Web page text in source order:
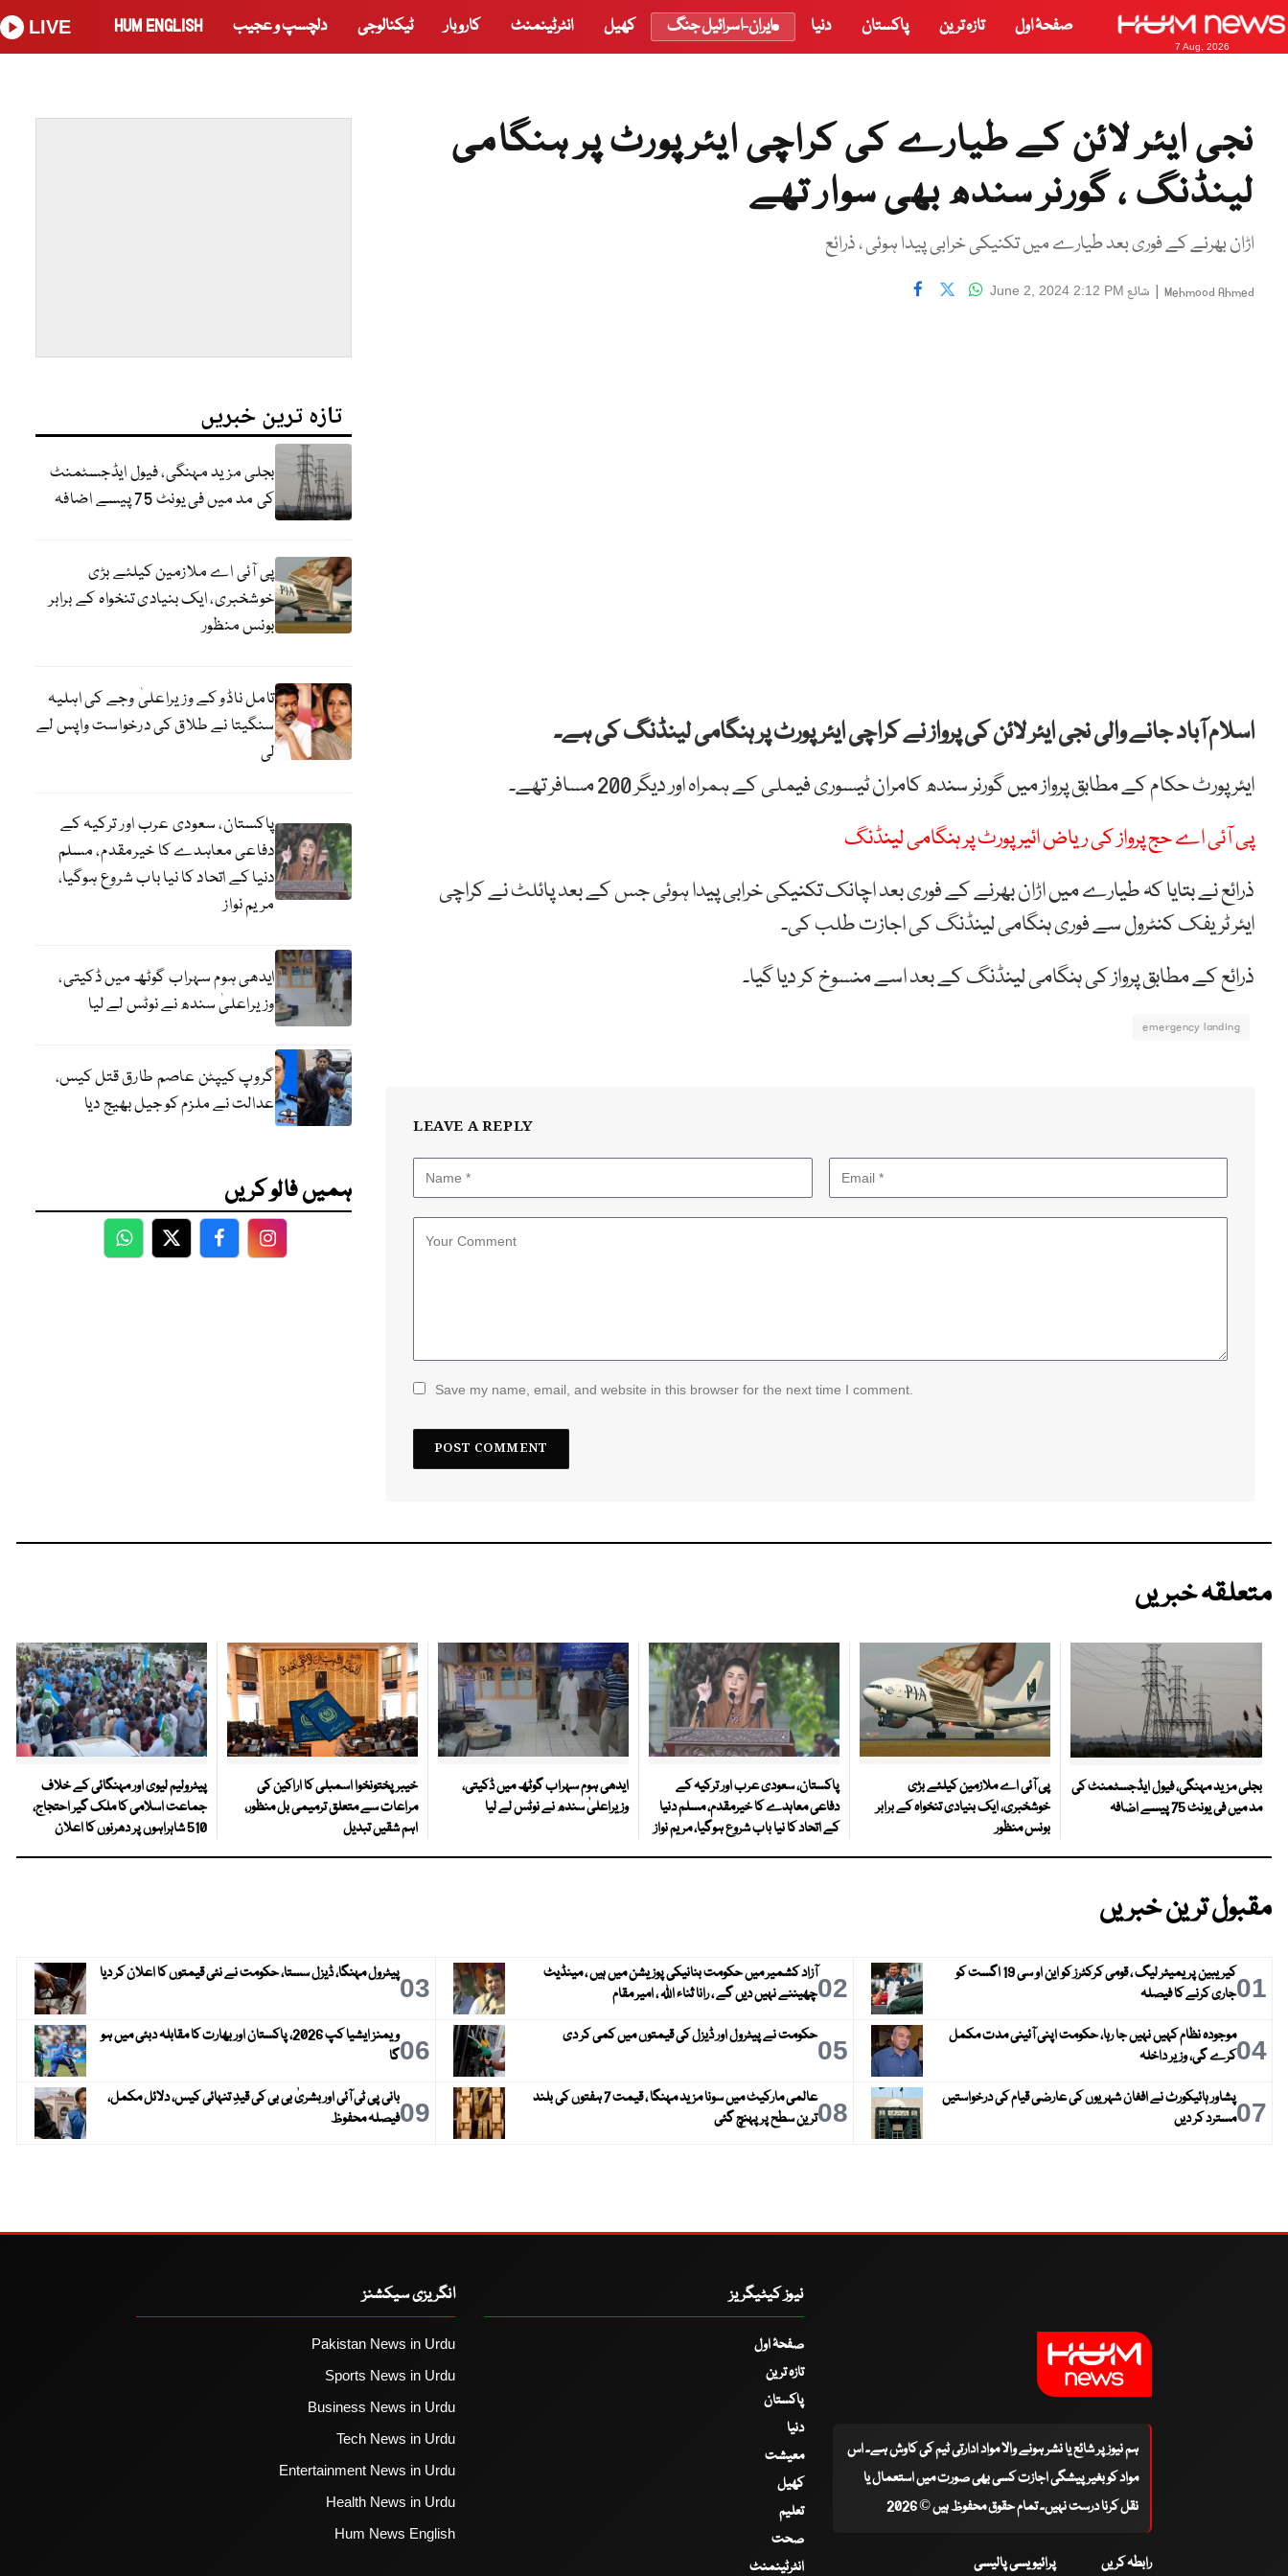
7 Aug, 2026
صفحۂ اول تازہ ترین پاکستان دنیا ایران-اسرائیل جنگ کھیل انٹرٹینمنٹ کاروبار ٹیکنالوجی دلچسپ و عجیب HUM ENGLISH
LIVE
نجی ایئر لائن کے طیارے کی کراچی ایئرپورٹ پر ہنگامی
لینڈنگ ، گورنر سندھ بھی سوار تھے
اڑان بھرنے کے فوری بعد طیارے میں تکنیکی خرابی پیدا ہوئی ، ذرائع
Mehmood Ahmed
| شائع June 2, 2024 2:12 PM
اسلام آباد جانے والی نجی ایئر لائن کی پرواز نے کراچی ایئرپورٹ پر ہنگامی لینڈنگ کی ہے۔
ایئر پورٹ حکام کے مطابق پرواز میں گورنر سندھ کامران ٹیسوری فیملی کے ہمراہ اور دیگر 200 مسافر تھے۔
پی آئی اے حج پرواز کی ریاض ائیرپورٹ پر ہنگامی لینڈنگ
ذرائع نے بتایا کہ طیارے میں اڑان بھرنے کے فوری بعد اچانک تکنیکی خرابی پیدا ہوئی جس کے بعد پائلٹ نے کراچی
ایئر ٹریفک کنٹرول سے فوری ہنگامی لینڈنگ کی اجازت طلب کی۔
ذرائع کے مطابق پرواز کی ہنگامی لینڈنگ کے بعد اسے منسوخ کر دیا گیا۔
emergency landing
LEAVE A REPLY
Save my name, email, and website in this browser for the next time I comment.
تازہ ترین خبریں
بجلی مزید مہنگی، فیول ایڈجسٹمنٹ
کی مد میں فی یونٹ 75 پیسے اضافہ
پی آئی اے ملازمین کیلئے بڑی
خوشخبری، ایک بنیادی تنخواہ کے برابر
بونس منظور
تامل ناڈو کے وزیراعلیٰ وجے کی اہلیہ
سنگیتا نے طلاق کی درخواست واپس لے
لی
پاکستان، سعودی عرب اور ترکیہ کے
دفاعی معاہدے کا خیرمقدم، مسلم
دنیا کے اتحاد کا نیا باب شروع ہوگیا،
مریم نواز
ایدھی ہوم سہراب گوٹھ میں ڈکیتی،
وزیراعلیٰ سندھ نے نوٹس لے لیا
گروپ کیپٹن عاصم طارق قتل کیس،
عدالت نے ملزم کو جیل بھیج دیا
ہمیں فالو کریں
WhatsApp
TwitterFacebookFacebook
متعلقہ خبریں
بجلی مزید مہنگی، فیول ایڈجسٹمنٹ کی
مد میں فی یونٹ 75 پیسے اضافہ
پی آئی اے ملازمین کیلئے بڑی
خوشخبری، ایک بنیادی تنخواہ کے برابر
بونس منظور
پاکستان، سعودی عرب اور ترکیہ کے
دفاعی معاہدے کا خیرمقدم، مسلم دنیا
کے اتحاد کا نیا باب شروع ہوگیا، مریم نواز
ایدھی ہوم سہراب گوٹھ میں ڈکیتی،
وزیراعلیٰ سندھ نے نوٹس لے لیا
خیبرپختونخوا اسمبلی کا اراکین کی
مراعات سے متعلق ترمیمی بل منظور،
اہم شقیں تبدیل
پیٹرولیم لیوی اور مہنگائی کے خلاف
جماعت اسلامی کا ملک گیر احتجاج،
510 شاہراہوں پر دھرنوں کا اعلان
مقبول ترین خبریں
01
کیریبین پریمیئر لیگ ، قومی کرکٹرز کو این او سی 19 اگست کو
جاری کرنے کا فیصلہ
02آزاد کشمیر میں حکومت بنانیکی پوزیشن میں ہیں ، مینڈیٹ
چھیننے نہیں دیں گے ، رانا ثناء اللہ ، امیر مقام
03پیٹرول مہنگا، ڈیزل سستا، حکومت نے نئی قیمتوں کا اعلان کر دیا
04موجودہ نظام کہیں نہیں جا رہا، حکومت اپنی آئینی مدت مکمل
کرے گی، وزیر داخلہ
05حکومت نے پیٹرول اور ڈیزل کی قیمتوں میں کمی کر دی 06
ویمنز ایشیا کپ 2026، پاکستان اور بھارت کا مقابلہ دبئی میں ہو
گا
07پشاور ہائیکورٹ نے افغان شہریوں کی عارضی قیام کی درخواستیں
مسترد کر دیں
08
عالمی مارکیٹ میں سونا مزید مہنگا ، قیمت 7 ہفتوں کی بلند
ترین سطح پر پہنچ گئی
09بانی پی ٹی آئی اور بشریٰ بی بی کی قیدِ تنہائی کیس، دلائل مکمل،
فیصلہ محفوظ
ہم نیوز پر شائع یا نشر ہونے والا مواد ادارتی ٹیم کی کاوش ہے۔ اس
مواد کو بغیر پیشگی اجازت کسی بھی صورت میں استعمال یا
نقل کرنا درست نہیں۔ تمام حقوق محفوظ ہیں © 2026
رابطہ کریں پرائیویسی پالیسی
نیوز کیٹیگریز
صفحۂ اول
تازہ ترین
پاکستان
دنیا
معیشت
کھیل
تعلیم
صحت
انٹرٹینمنٹ
انگریزی سیکشنز
Pakistan News in Urdu
Sports News in Urdu
Business News in Urdu
Tech News in Urdu
Entertainment News in Urdu
Health News in Urdu
Hum News English